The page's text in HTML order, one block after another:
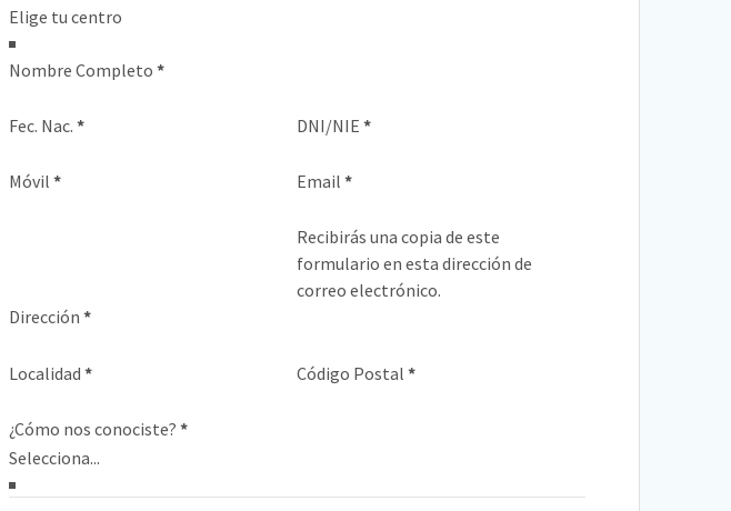
Nombre Completo *
Fec. Nac. * DNI/NIE *
Móvil * Email *
Recibirás una copia de este
formulario en esta dirección de
correo electrónico.
Dirección *
Localidad * Código Postal *
¿Cómo nos conociste? *